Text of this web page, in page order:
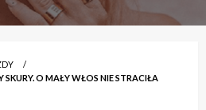
O MAŁY WŁOS NIE STRACIŁA